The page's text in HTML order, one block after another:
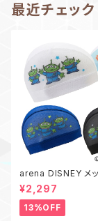
最近チェッ
arena DISNEY メッ
プ AS6FSC82U トイ
ー スイムキャップ 左
ト エイリアン リトル・グリーン・
メン 水泳 ディズニー
¥2,297
13%OFF